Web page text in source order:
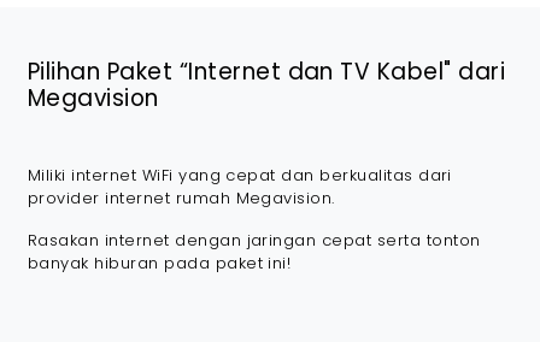
Pilihan Paket “Internet dan TV Kabel" dari
Megavision
Miliki internet WiFi yang cepat dan berkualitas dari
provider internet rumah Megavision.
Rasakan internet dengan jaringan cepat serta tonton
banyak hiburan pada paket ini!